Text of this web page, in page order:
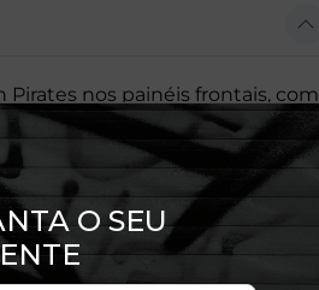
nos painéis frontais, com
tipo Snapback na parte
M-Crown tem uma copa
M-Crown também possui
um visual mais moderno.